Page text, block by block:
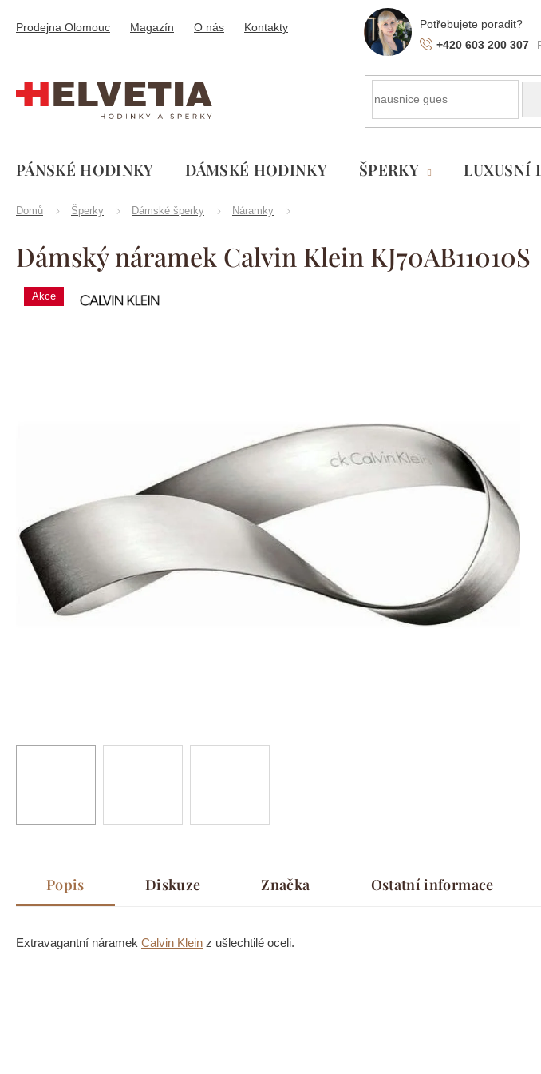
obsah
+420 603 200 307
Prodejna Olomouc Magazín O nás Kontakty
PÁNSKÉ HODINKY DÁMSKÉ HODINKY ŠPERKY LUXUSNÍ
Domů Šperky Dámské šperky Náramky
Dámský náramek Calvin Klein KJ70AB11010S
Akce Značka:
Calvin
Klein
Popis Diskuze Značka Ostatní informace
Extravagantní náramek Calvin Klein z ušlechtilé oceli.